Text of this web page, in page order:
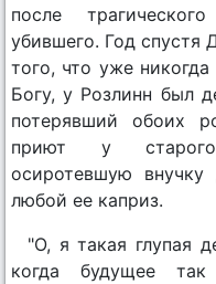
после
убившего. Год спустя
того, что уже
Богу, у Розлинн был
потерявший обоих
приют у
осиротевшую
любой ее каприз.
"О, я такая глупая
когда будущее